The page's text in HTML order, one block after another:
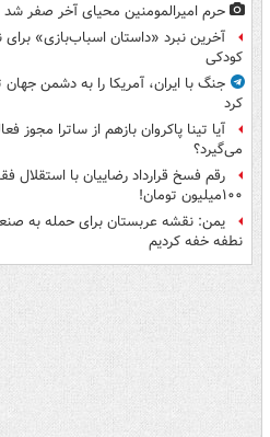
حرم امیرالمومنین محیای آخر صفر شد
آخرین نبرد «داستان اسباب‌بازی»
کودکی
جنگ با ایران، آمریکا را به دشمن جهان
کرد
آیا تینا پاکروان بازهم از ساترا مجوز
می‌گیرد؟
رقم فسخ قرارداد رضاییان با استقلال
۱۰۰میلیون تومان!
یمن: نقشه عربستان برای حمله به
نطفه خفه کردیم